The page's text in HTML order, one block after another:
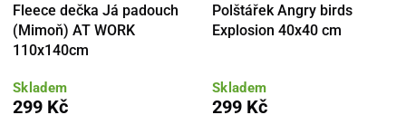
Fleece dečka Já padouch
(Mimoň) AT WORK
110x140cm
Skladem
299 Kč
Polštářek Angry birds
Explosion 40x40 cm
Skladem
299 Kč